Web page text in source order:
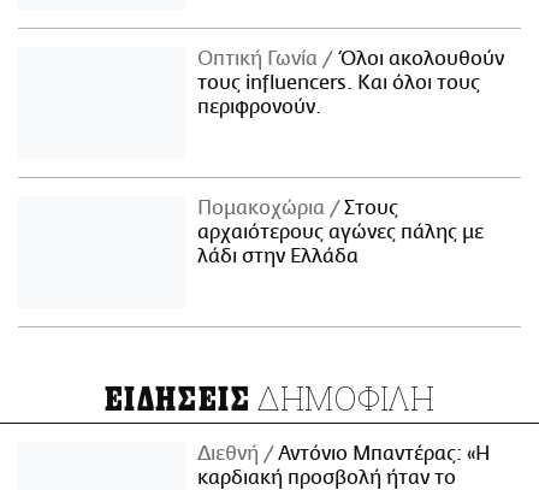
Οπτική Γωνία
Όλοι ακολουθούν
τους influencers. Και όλοι τους
περιφρονούν.
Πομακοχώρια
Στους
αρχαιότερους αγώνες πάλης με
λάδι στην Ελλάδα
ΕΙΔΗΣΕΙΣ ΔΗΜΟΦΙΛΗ
Διεθνή
Αντόνιο Μπαντέρας: «Η
καρδιακή προσβολή ήταν το